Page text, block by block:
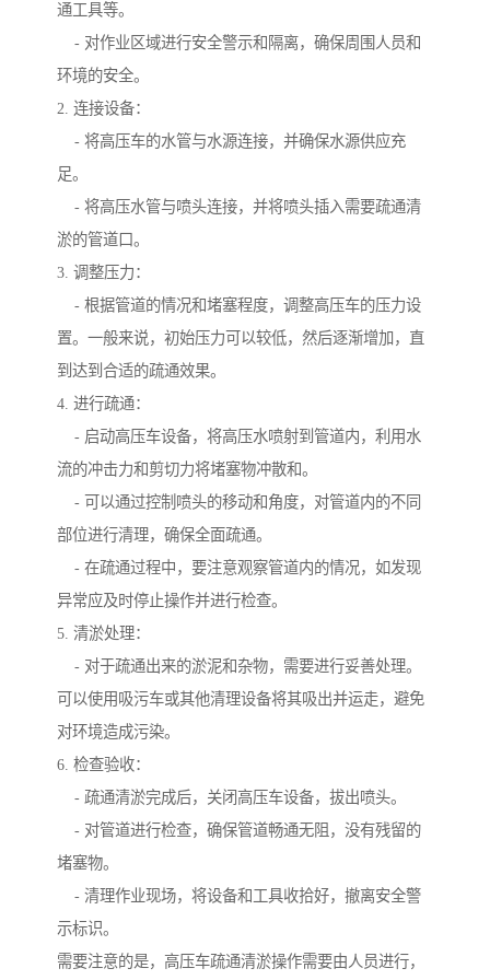
通工具等。
- 对作业区域进行安全警示和隔离，确保周围人员和
环境的安全。
2. 连接设备：
- 将高压车的水管与水源连接，并确保水源供应充
足。
- 将高压水管与喷头连接，并将喷头插入需要疏通清
淤的管道口。
3. 调整压力：
- 根据管道的情况和堵塞程度，调整高压车的压力设
置。一般来说，初始压力可以较低，然后逐渐增加，直
到达到合适的疏通效果。
4. 进行疏通：
- 启动高压车设备，将高压水喷射到管道内，利用水
流的冲击力和剪切力将堵塞物冲散和。
- 可以通过控制喷头的移动和角度，对管道内的不同
部位进行清理，确保全面疏通。
- 在疏通过程中，要注意观察管道内的情况，如发现
异常应及时停止操作并进行检查。
5. 清淤处理：
- 对于疏通出来的淤泥和杂物，需要进行妥善处理。
可以使用吸污车或其他清理设备将其吸出并运走，避免
对环境造成污染。
6. 检查验收：
- 疏通清淤完成后，关闭高压车设备，拔出喷头。
- 对管道进行检查，确保管道畅通无阻，没有残留的
堵塞物。
- 清理作业现场，将设备和工具收拾好，撤离安全警
示标识。
需要注意的是，高压车疏通清淤操作需要由人员进行，